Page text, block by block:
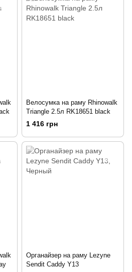
Велосумка на раму Rhinowalk
Triangle 2.5л RK18651 black
1 416 грн
Органайзер на раму Lezyne
Sendit Caddy Y13